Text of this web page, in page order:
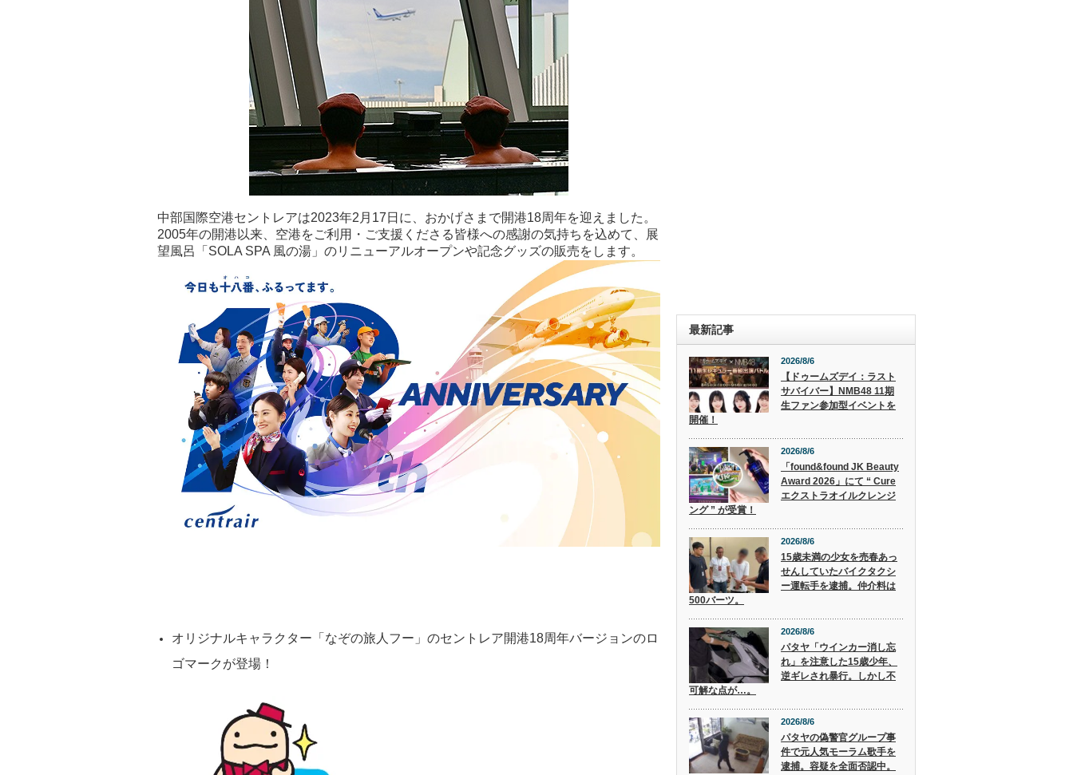
中部国際空港セントレアは2023年2月17日に、おかげさまで開港18周年を迎えました。
2005年の開港以来、空港をご利用・ご支援くださる皆様への感謝の気持ちを込めて、展
望風呂「SOLA SPA 風の湯」のリニューアルオープンや記念グッズの販売をします。
オリジナルキャラクター「なぞの旅人フー」のセントレア開港18周年バージョンのロ
ゴマークが登場！
最新記事
2026/8/6
【ドゥームズデイ：ラスト
サバイバー】NMB48 11期
生ファン参加型イベントを
開催！
2026/8/6
「found&found JK Beauty
Award 2026」にて “ Cure
エクストラオイルクレンジ
ング ” が受賞！
2026/8/6
15歳未満の少女を売春あっ
せんしていたバイクタクシ
ー運転手を逮捕。仲介料は
500バーツ。
2026/8/6
パタヤ「ウインカー消し忘
れ」を注意した15歳少年、
逆ギレされ暴行。しかし不
可解な点が…。
2026/8/6
パタヤの偽警官グループ事
件で元人気モーラム歌手を
逮捕。容疑を全面否認中。